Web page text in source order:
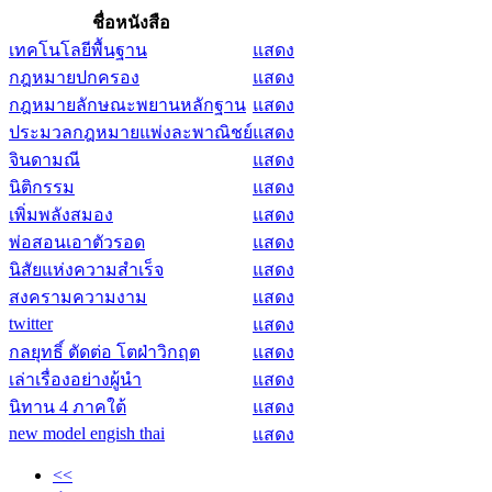
ชื่อหนังสือ
เทคโนโลยีพื้นฐาน
แสดง
กฎหมายปกครอง
แสดง
กฎหมายลักษณะพยานหลักฐาน แสดง
ประมวลกฎหมายแพ่งละพาณิชย์แสดง
จินดามณี
แสดง
นิติกรรม
แสดง
เพิ่มพลังสมอง
แสดง
พ่อสอนเอาตัวรอด
แสดง
นิสัยแห่งความสำเร็จ
แสดง
สงครามความงาม
แสดง
twitter
แสดง
กลยุทธิ์ ตัดต่อ โตฝ่าวิกฤต
แสดง
เล่าเรื่องอย่างผู้นำ
แสดง
นิทาน 4 ภาคใต้
แสดง
new model engish thai
แสดง
<<